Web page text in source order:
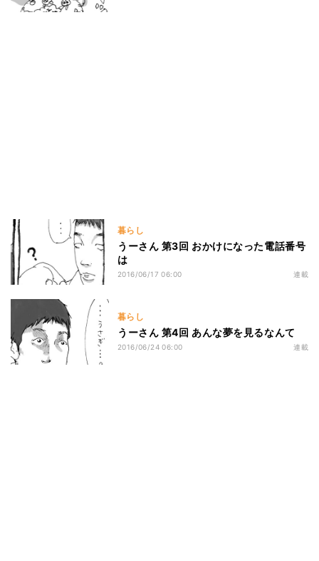
暮らし
うーさん 第3回 おかけになった電話番号
は
2016/06/17 06:00 連載
暮らし
うーさん 第4回 あんな夢を見るなんて
2016/06/24 06:00 連載